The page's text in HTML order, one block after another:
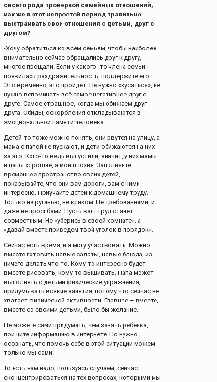
своего рода проверкой семейных отношений,
как же в этот непростой период правильно
выстраивать свои отношения с детьми, друг с
другом?
-Хочу обратиться ко всем семьям, чтобы наиболее
внимательно сейчас обращались друг к другу,
многое прощали. Если у какого- то члена семьи
появилась раздражительность, поддержите его.
Это временно, это пройдет. Не нужно «кусаться», не
нужно вспоминать всё самое негативное друг о
друге. Самое страшное, когда мы обижаем друг
друга. Обиды, оскорбления откладываются в
эмоциональной памяти человека.
Детей-то тоже можно понять, они рвутся на улицу, а
мама с папой не пускают, и дети обижаются на них
за это. Кого-то ведь выпустили, значит, у них мамы
и папы хорошие, а мои плохие. Заполняйте
временное пространство своих детей,
показывайте, что они вам дороги, вам с ними
интересно. Приучайте детей к домашнему труду.
Только не руганью, не криком. Не требованиями, и
даже не просьбами. Пусть ваш труд станет
совместным. Не «уберись в своей комнате», а
«давай вместе приведем твой уголок в порядок».
Сейчас есть время, и я могу участвовать. Можно
вместе готовить новые салаты, новые блюда, из
ничего делать что-то. Кому-то интересно будет
вместе рисовать, кому-то вышивать. Папа может
выполнять с детьми физические упражнения,
придумывать всякие занятия, потому что сейчас не
хватает физической активности. Главное – вместе,
вместе со своими детьми, было бы желание.
Не можете сами придумать, чем занять ребенка,
поищите информацию в интернете. Но нужно
осознать, что помочь себе в этой ситуации можем
только мы сами.
То есть нам надо, пользуясь случаем, сейчас
сконцентрироваться на тех вопросах, которыми мы